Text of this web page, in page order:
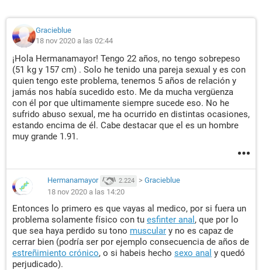
Gracieblue
18 nov 2020 a las 02:44
¡Hola Hermanamayor! Tengo 22 años, no tengo sobrepeso
(51 kg y 157 cm) . Solo he tenido una pareja sexual y es con
quien tengo este problema, tenemos 5 años de relación y
jamás nos había sucedido esto. Me da mucha vergüenza
con él por que ultimamente siempre sucede eso. No he
sufrido abuso sexual, me ha ocurrido en distintas ocasiones,
estando encima de él. Cabe destacar que el es un hombre
muy grande 1.91.
Hermanamayor 2.224 > Gracieblue
18 nov 2020 a las 14:20
Entonces lo primero es que vayas al medico, por si fuera un
problema solamente físico con tu esfinter anal , que por lo
que sea haya perdido su tono muscular y no es capaz de
cerrar bien (podría ser por ejemplo consecuencia de años de
estreñimiento crónico, o si habeis hecho sexo anal y quedó
perjudicado).